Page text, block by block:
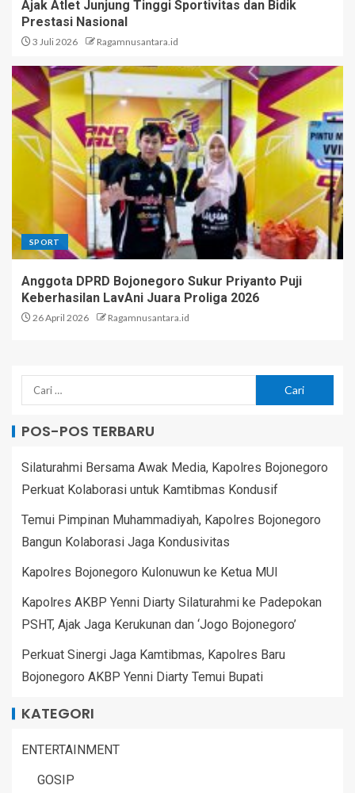
Ajak Atlet Junjung Tinggi Sportivitas dan Bidik
Prestasi Nasional
3 Juli 2026 Ragamnusantara.id
SPORT
Anggota DPRD Bojonegoro Sukur Priyanto Puji
Keberhasilan LavAni Juara Proliga 2026
26 April 2026 Ragamnusantara.id
POS-POS TERBARU
Silaturahmi Bersama Awak Media, Kapolres Bojonegoro
Perkuat Kolaborasi untuk Kamtibmas Kondusif
Temui Pimpinan Muhammadiyah, Kapolres Bojonegoro
Bangun Kolaborasi Jaga Kondusivitas
Kapolres Bojonegoro Kulonuwun ke Ketua MUI
Kapolres AKBP Yenni Diarty Silaturahmi ke Padepokan
PSHT, Ajak Jaga Kerukunan dan ‘Jogo Bojonegoro’
Perkuat Sinergi Jaga Kamtibmas, Kapolres Baru
Bojonegoro AKBP Yenni Diarty Temui Bupati
KATEGORI
ENTERTAINMENT
GOSIP